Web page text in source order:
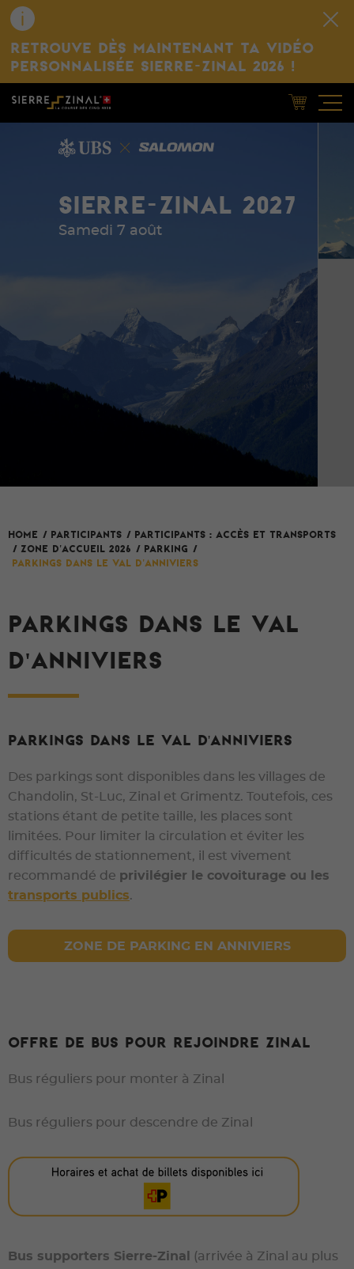
RETROUVE DÈS MAINTENANT TA VIDÉO
PERSONNALISÉE SIERRE-ZINAL 2026 !
SIERRE-ZINAL 2027
Samedi 7 août
HOME / Participants / Participants : accès et transports
/ Zone d'accueil 2026 / Parking /
Parkings dans le Val d'Anniviers
PARKINGS DANS LE VAL
D'ANNIVIERS
Parkings dans le val d'anniviers
Des parkings sont disponibles dans les villages de
Chandolin, St-Luc, Zinal et Grimentz. Toutefois, ces
stations étant de petite taille, les places sont
limitées. Pour limiter la circulation et éviter les
difficultés de stationnement, il est vivement
recommandé de privilégier le covoiturage ou les
transports publics.
ZONE DE PARKING EN ANNIVIERS
Offre de bus pour rejoindre Zinal
Bus réguliers pour monter à Zinal
Bus réguliers pour descendre de Zinal
Bus supporters Sierre-Zinal
(arrivée à Zinal au plus